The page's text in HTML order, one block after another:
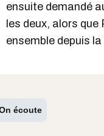
ensuite demandé
les deux, alors
ensemble depuis
écoute